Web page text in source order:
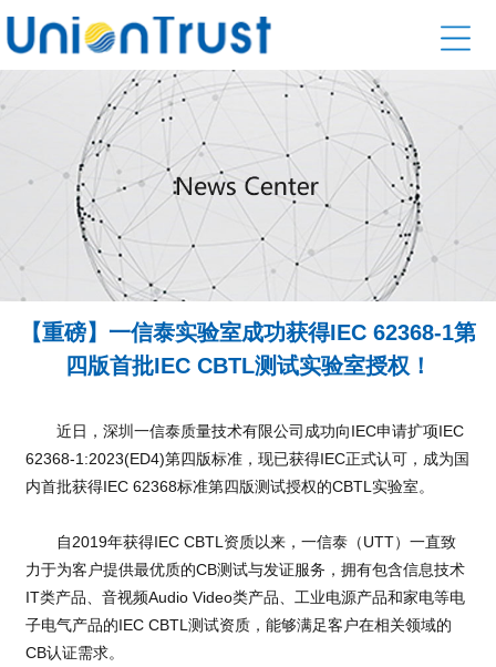
【重磅】一信泰实验室成功获得IEC 62368-1第
四版首批IEC CBTL测试实验室授权！
近日，深圳一信泰质量技术有限公司成功向IEC申请扩项IEC
62368-1:2023(ED4)第四版标准，现已获得IEC正式认可，成为国
内首批获得IEC 62368标准第四版测试授权的CBTL实验室。
自2019年获得IEC CBTL资质以来，一信泰（UTT）一直致
力于为客户提供最优质的CB测试与发证服务，拥有包含信息技术
IT类产品、音视频Audio Video类产品、工业电源产品和家电等电
子电气产品的IEC CBTL测试资质，能够满足客户在相关领域的
CB认证需求。